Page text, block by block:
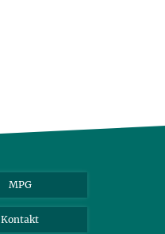
MPG
Kontakt